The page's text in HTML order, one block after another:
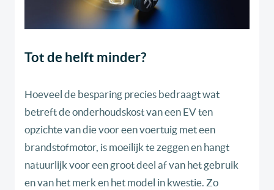
Tot de helft minder?
Hoeveel de besparing precies bedraagt wat
betreft de onderhoudskost van een EV ten
opzichte van die voor een voertuig met een
brandstofmotor, is moeilijk te zeggen en hangt
natuurlijk voor een groot deel af van het gebruik
en van het merk en het model in kwestie. Zo